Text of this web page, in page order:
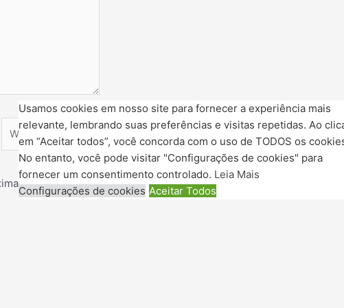
Website
vez que eu
Usamos cookies em nosso site para fornecer a experiência mais
relevante, lembrando suas preferências e visitas repetidas. Ao
em “Aceitar todos”, você concorda com o uso de TODOS os
No entanto, você pode visitar "Configurações de cookies" para
fornecer um consentimento controlado. Leia Mais
Configurações de cookies Aceitar Todos